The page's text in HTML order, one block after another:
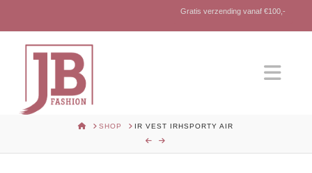
Gratis verzending vanaf €100,-
HOMESHOP IR VEST IRHSPORTY AIR